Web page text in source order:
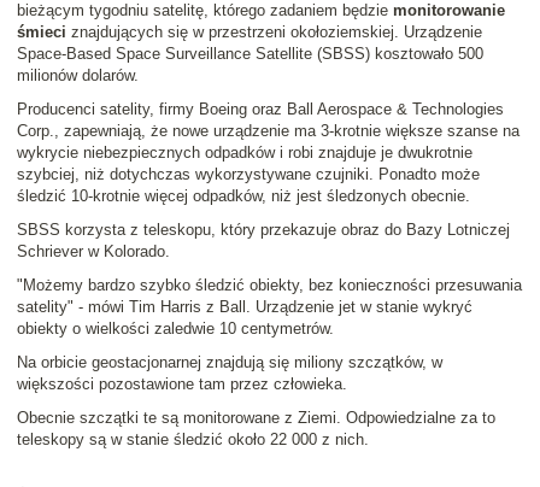
bieżącym tygodniu satelitę, którego zadaniem będzie monitorowanie
śmieci znajdujących się w przestrzeni okołoziemskiej. Urządzenie
Space-Based Space Surveillance Satellite (SBSS) kosztowało 500
milionów dolarów.
Producenci satelity, firmy Boeing oraz Ball Aerospace & Technologies
Corp., zapewniają, że nowe urządzenie ma 3-krotnie większe szanse na
wykrycie niebezpiecznych odpadków i robi znajduje je dwukrotnie
szybciej, niż dotychczas wykorzystywane czujniki. Ponadto może
śledzić 10-krotnie więcej odpadków, niż jest śledzonych obecnie.
SBSS korzysta z teleskopu, który przekazuje obraz do Bazy Lotniczej
Schriever w Kolorado.
"Możemy bardzo szybko śledzić obiekty, bez konieczności przesuwania
satelity" - mówi Tim Harris z Ball. Urządzenie jet w stanie wykryć
obiekty o wielkości zaledwie 10 centymetrów.
Na orbicie geostacjonarnej znajdują się miliony szczątków, w
większości pozostawione tam przez człowieka.
Obecnie szczątki te są monitorowane z Ziemi. Odpowiedzialne za to
teleskopy są w stanie śledzić około 22 000 z nich.